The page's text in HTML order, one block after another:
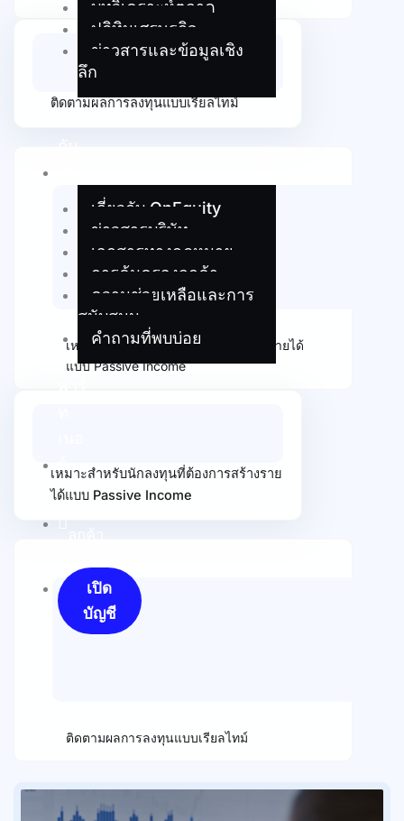
บทวิเคราะห์ตลาด
ปฏิทินเศรษฐกิจ
ข่าวสารและข้อมูลเชิง
ลึก
เกี่ยวกับ OnEquity
ข่าวสารบริษัท
เอกสารทางกฎหมาย
การคุ้มครองลูกค้า
ความช่วยเหลือและการ
สนับสนุน
คำถามที่พบบ่อย
เปิด
บัญชี
ติดตามผลการลงทุนแบบเรียลไทม์
เหมาะสำหรับนักลงทุนที่ต้องการสร้างรายได้
แบบ Passive Income
เหมาะสำหรับนักลงทุนที่ต้องการสร้างราย
ได้แบบ Passive Income
ติดตามผลการลงทุนแบบเรียลไทม์